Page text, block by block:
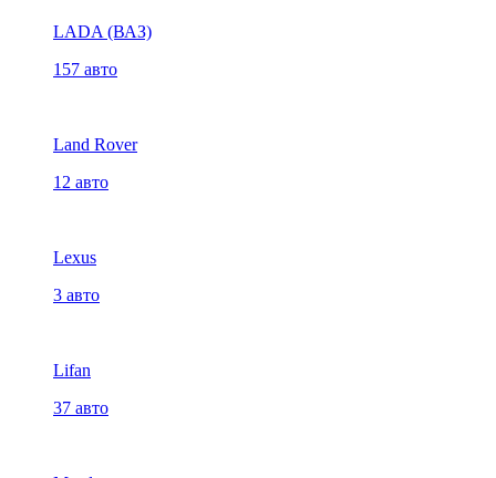
LADA (ВАЗ)
157 авто
Land Rover
12 авто
Lexus
3 авто
Lifan
37 авто